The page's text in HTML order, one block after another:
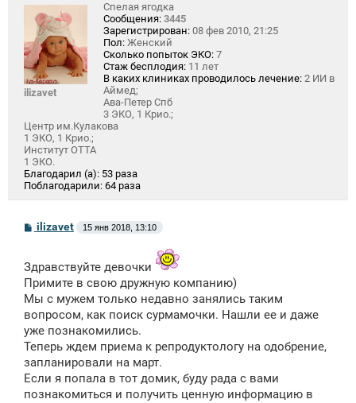
ilizavet
Спелая ягодка
Сообщения: 3445
Зарегистрирован: 08 фев 2010, 21:25
Пол: Женский
Сколько попыток ЭКО: 7
Стаж бесплодия: 11 лет
В каких клиниках проводилось лечение: 2 ИИ в
Аймед;
Ава-Петер Спб
3 ЭКО, 1 Крио.;
Центр им.Кулакова
1 ЭКО, 1 Крио.;
Институт ОТТА
1 ЭКО.
Благодарил (а): 53 раза
Поблагодарили: 64 раза
С
щ
е
н
и
е
ilizavet 15 янв 2018, 13:10
Здравствуйте девочки
Примите в свою дружную компанию)
Мы с мужем только недавно занялись таким
вопросом, как поиск сурмамочки. Нашли ее и даже
уже познакомились.
Теперь ждем приема к репродуктологу на одобрение,
запланировали на март.
Если я попала в тот домик, буду рада с вами
познакомиться и получить ценную информацию в